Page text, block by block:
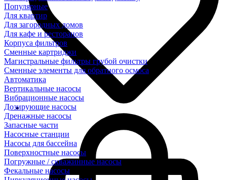
Популярные
Для квартир
Для загородных домов
Для кафе и ресторанов
Корпуса фильтров
Сменные картриджи
Магистральные фильтры грубой очистки
Сменные элементы для обратного осмоса
Автоматика
Вертикальные насосы
Вибрационные насосы
Дозирующие насосы
Дренажные насосы
Запасные части
Насосные станции
Насосы для бассейна
Поверхностные насосы
Погружные / скважинные насосы
Фекальные насосы